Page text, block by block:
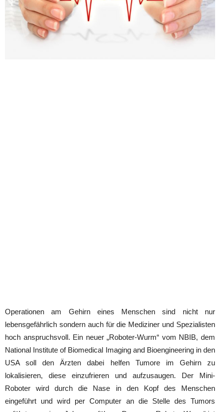
Operationen am Gehirn eines Menschen sind nicht nur
lebensgefährlich sondern auch für die Mediziner und Spezialisten
hoch anspruchsvoll. Ein neuer „Roboter-Wurm“ vom NBIB, dem
National Institute of Biomedical Imaging and Bioengineering in den
USA soll den Ärzten dabei helfen Tumore im Gehirn zu
lokalisieren, diese einzufrieren und aufzusaugen. Der Mini-
Roboter wird durch die Nase in den Kopf des Menschen
eingeführt und wird per Computer an die Stelle des Tumors